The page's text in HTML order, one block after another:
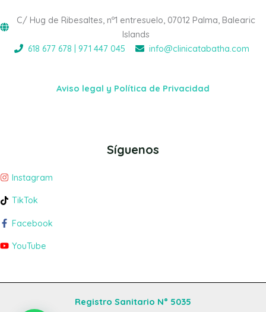
C/ Hug de Ribesaltes, nº1 entresuelo, 07012 Palma, Balearic
Islands
618 677 678 | 971 447 045
info@clinicatabatha.com
Aviso legal y Política de Privacidad
Síguenos
Instagram
TikTok
Facebook
YouTube
Registro Sanitario N° 5035